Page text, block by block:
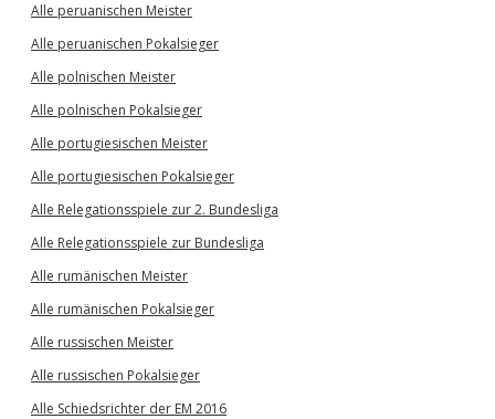
Alle peruanischen Meister
Alle peruanischen Pokalsieger
Alle polnischen Meister
Alle polnischen Pokalsieger
Alle portugiesischen Meister
Alle portugiesischen Pokalsieger
Alle Relegationsspiele zur 2. Bundesliga
Alle Relegationsspiele zur Bundesliga
Alle rumänischen Meister
Alle rumänischen Pokalsieger
Alle russischen Meister
Alle russischen Pokalsieger
Alle Schiedsrichter der EM 2016